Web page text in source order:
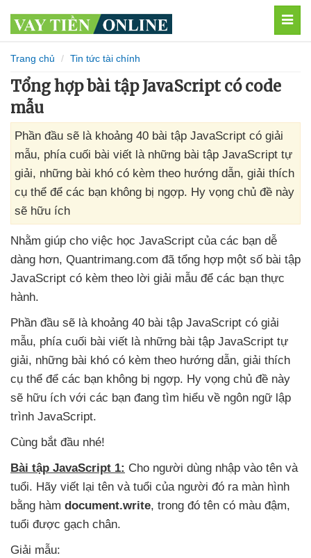
Trang chủ Tin tức tài chính
Tổng hợp bài tập JavaScript có code
mẫu
Phần đầu sẽ là khoảng 40 bài tập JavaScript có giải
mẫu, phía cuối bài viết là những bài tập JavaScript tự
giải, những bài khó có kèm theo hướng dẫn, giải thích
cụ thể để các bạn không bị ngợp. Hy vọng chủ đề này
sẽ hữu ích
Nhằm giúp cho việc học JavaScript của các bạn dễ
dàng hơn, Quantrimang.com đã tổng hợp một số bài tập
JavaScript có kèm theo lời giải mẫu để các bạn thực
hành.
Phần đầu sẽ là khoảng 40 bài tập JavaScript có giải
mẫu, phía cuối bài viết là những bài tập JavaScript tự
giải, những bài khó có kèm theo hướng dẫn, giải thích
cụ thể để các bạn không bị ngợp. Hy vọng chủ đề này
sẽ hữu ích với các bạn đang tìm hiểu về ngôn ngữ lập
trình JavaScript.
Cùng bắt đầu nhé!
Bài tập JavaScript 1: Cho người dùng nhập vào tên và
tuổi. Hãy viết lại tên và tuổi của người đó ra màn hình
bằng hàm document.write, trong đó tên có màu đậm,
tuổi được gạch chân.
Giải mẫu: